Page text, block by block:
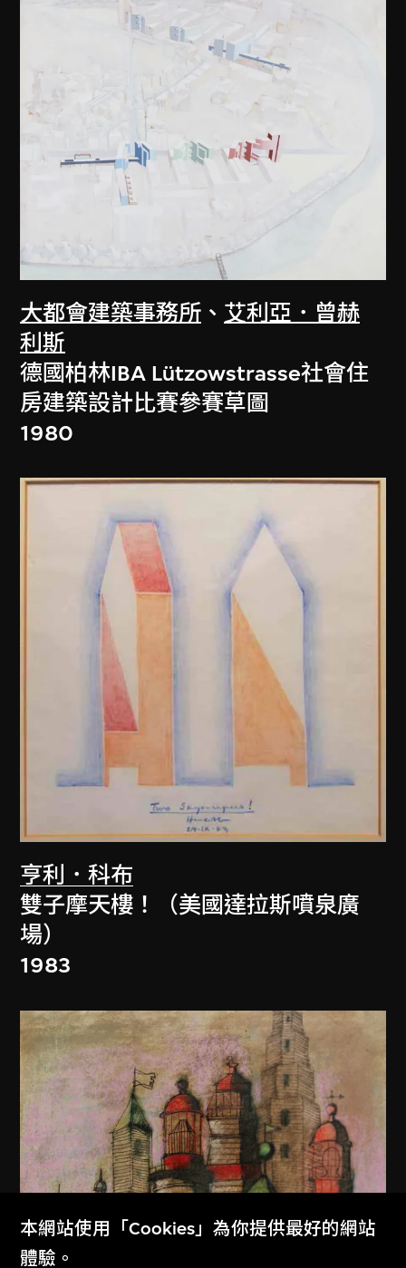
大都會建築事務所 、 艾利亞．曾赫
利斯
德國柏林IBA Lützowstrasse社會住
房建築設計比賽參賽草圖
1980
亨利．科布
雙子摩天樓！（美國達拉斯噴泉廣
場）
1983
本網站使用「Cookies」為你提供最好的網站
體驗。